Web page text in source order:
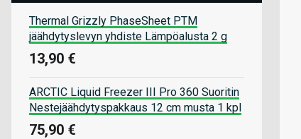
Thermal Grizzly PhaseSheet PTM
jäähdytyslevyn yhdiste Lämpöalusta 2 g
13,90 €
ARCTIC Liquid Freezer III Pro 360 Suoritin
Nestejäähdytyspakkaus 12 cm musta 1 kpl
75,90 €